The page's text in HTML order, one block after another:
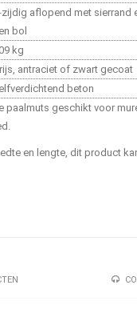
zijdig aflopend met sierrand
bol
kg
antraciet of zwart gecoat
beton
paalmuts geschikt voor
en lengte, dit product